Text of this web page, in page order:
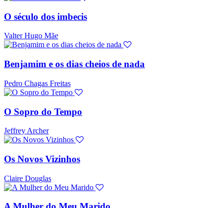
O século dos imbecis
Valter Hugo Mãe
Benjamim e os dias cheios de nada
Pedro Chagas Freitas
O Sopro do Tempo
Jeffrey Archer
Os Novos Vizinhos
Claire Douglas